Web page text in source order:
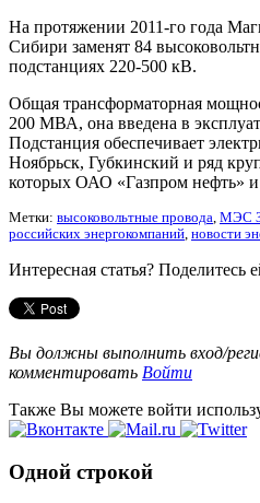
На протяжении 2011-го года
Сибири заменят 84
подстанциях 220-500 кВ.
Общая трансформаторная
200 МВА, она введена в
Подстанция обеспечивает
Ноябрьск, Губкинский и ряд
которых ОАО «Газпром нефть»
Метки: высоковольтные провода, МЭС
российских энергокомпаний, новости
Интересная статья? Поделитесь
Вы должны выполнить вход/
комментировать Войти
Также Вы можете войти
Одной строкой